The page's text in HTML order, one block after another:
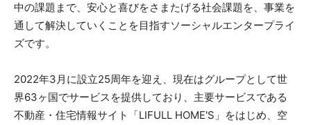
中の課題まで、安心と喜びをさまたげる社会課題を、事業を
通して解決していくことを目指すソーシャルエンタープライ
ズです。
2022年3月に設立25周年を迎え、現在はグループとして世
界63ヶ国でサービスを提供しており、主要サービスである
不動産・住宅情報サイト「LIFULL HOME'S」をはじめ、空